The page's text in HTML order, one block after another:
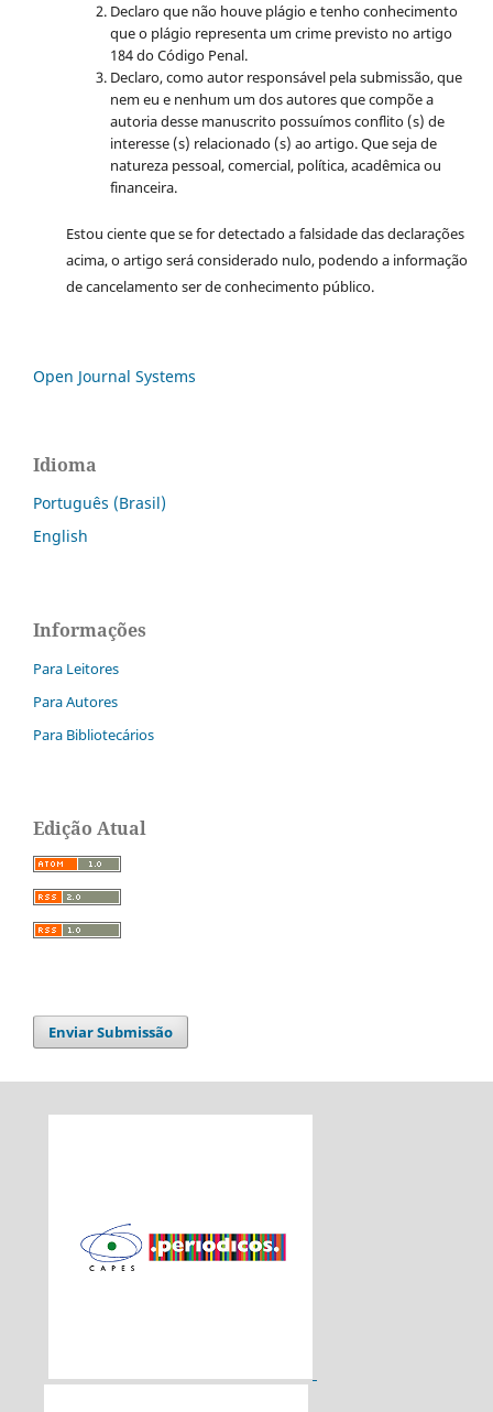
Declaro que não houve plágio e tenho conhecimento
que o plágio representa um crime previsto no artigo
184 do Código Penal.
Declaro, como autor responsável pela submissão, que
nem eu e nenhum um dos autores que compõe a
autoria desse manuscrito possuímos conflito (s) de
interesse (s) relacionado (s) ao artigo. Que seja de
natureza pessoal, comercial, política, acadêmica ou
financeira.
Estou ciente que se for detectado a falsidade das declarações
acima, o artigo será considerado nulo, podendo a informação
de cancelamento ser de conhecimento público.
Open Journal Systems
Idioma
Português (Brasil)
English
Informações
Para Leitores
Para Autores
Para Bibliotecários
Edição Atual
Enviar Submissão